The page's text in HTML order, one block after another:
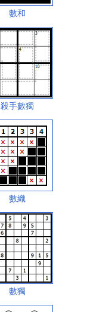
數和
殺手數獨
數織
數獨